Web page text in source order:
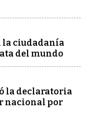
la ciudadanía
del mundo
la declaratoria
nacional por